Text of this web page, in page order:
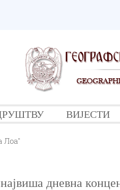
ВИЈЕСТИ
Лоа"
дневна